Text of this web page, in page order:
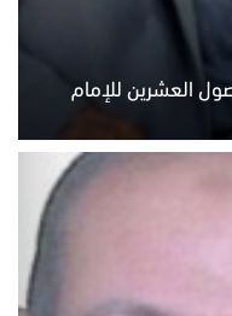
العشرين للإمام